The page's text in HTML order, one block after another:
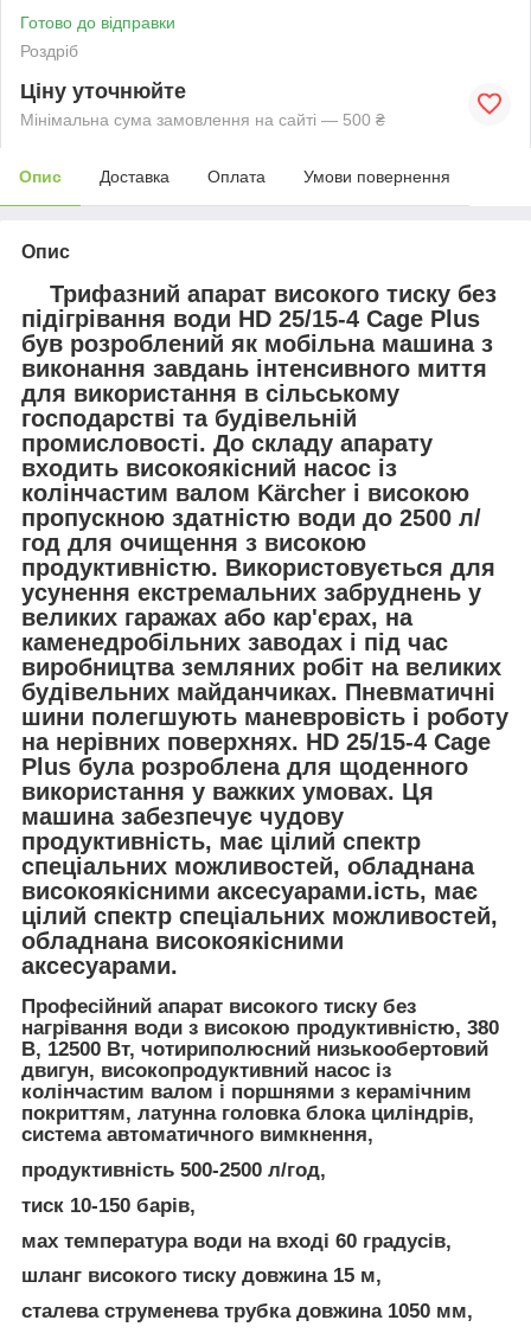
Готово до відправки
Роздріб
Ціну уточнюйте
Мінімальна сума замовлення на сайті — 500 ₴
Опис Доставка Оплата Умови повернення
Опис
Трифазний апарат високого тиску без
підігрівання води HD 25/15-4 Cage Plus
був розроблений як мобільна машина з
виконання завдань інтенсивного миття
для використання в сільському
господарстві та будівельній
промисловості. До складу апарату
входить високоякісний насос із
колінчастим валом Kärcher і високою
пропускною здатністю води до 2500 л/
год для очищення з високою
продуктивністю. Використовується для
усунення екстремальних забруднень у
великих гаражах або кар'єрах, на
каменедробільних заводах і під час
виробництва земляних робіт на великих
будівельних майданчиках. Пневматичні
шини полегшують маневровість і роботу
на нерівних поверхнях. HD 25/15-4 Cage
Plus була розроблена для щоденного
використання у важких умовах. Ця
машина забезпечує чудову
продуктивність, має цілий спектр
спеціальних можливостей, обладнана
високоякісними аксесуарами.ість, має
цілий спектр спеціальних можливостей,
обладнана високоякісними
аксесуарами.
Професійний апарат високого тиску без
нагрівання води з високою продуктивністю, 380
В, 12500 Вт, чотириполюсний низькообертовий
двигун, високопродуктивний насос із
колінчастим валом і поршнями з керамічним
покриттям, латунна головка блока циліндрів,
система автоматичного вимкнення,
продуктивність 500-2500 л/год,
тиск 10-150 барів,
мах температура води на вході 60 градусів,
шланг високого тиску довжина 15 м,
сталева струменева трубка довжина 1050 мм,